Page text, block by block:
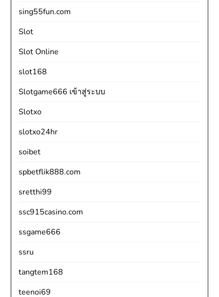
sing55fun.com
Slot
Slot Online
slot168
Slotgame666 เข้าสู่ระบบ
Slotxo
slotxo24hr
soibet
spbetflik888.com
sretthi99
ssc915casino.com
ssgame666
ssru
tangtem168
teenoi69